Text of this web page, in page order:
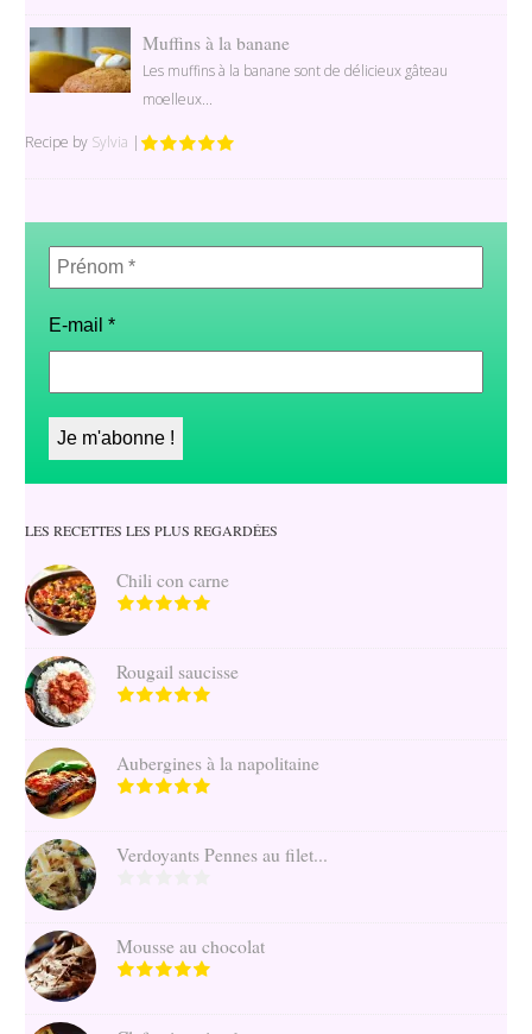
Muffins à la banane
Les muffins à la banane sont de délicieux gâteau
moelleux...
Recipe by Sylvia
Prénom
E-mail*
LES RECETTES LES PLUS REGARDÉES
Chili con carne
Rougail saucisse
Aubergines à la napolitaine
Verdoyants Pennes au filet...
Mousse au chocolat